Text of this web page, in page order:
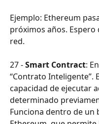
Ejemplo: Ethereum
próximos años.
red.
27 - Smart Contract:
“Contrato Inteligente”.
capacidad de ejecutar
determinado
Funciona dentro de un